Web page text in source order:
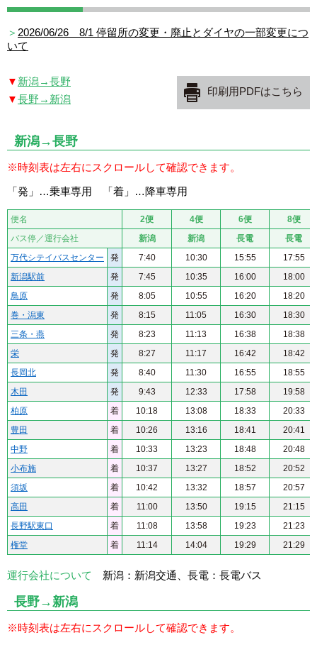
＞ 2026/06/26 8/1 停留所の変更・廃止とダイヤの一部変更につ
いて
新潟→長野
長野→新潟
印刷用PDFはこちら
新潟→長野
※時刻表は左右にスクロールして確認できます。
「発」…乗車専用 「着」…降車専用
便名
バス停／運行会社
万代シテイバスセンター
発
新潟駅前
発
鳥原
発
巻・潟東
発
三条・燕
発
栄
発
長岡北
発
木田
発
柏原
着
豊田
着
中野
着
小布施
着
須坂
着
高田
着
長野駅東口
着
権堂
着
2便 4便 6便
8便
新潟
新潟 長電
長電
7:40
10:30 15:55
17:55
7:45
10:35 16:00
18:00
8:05
10:55 16:20
18:20
8:15
11:05 16:30
18:30
8:23
11:13 16:38
18:38
8:27
11:17 16:42
18:42
8:40
11:30 16:55
18:55
9:43
12:33 17:58
19:58
10:18
13:08 18:33
20:33
10:26
13:16 18:41
20:41
10:33
13:23 18:48
20:48
10:37
13:27 18:52
20:52
10:42
13:32 18:57
20:57
11:00
13:50 19:15
21:15
11:08
13:58 19:23
21:23
11:14
14:04 19:29 21:29
運行会社について 新潟：新潟交通、長電：長電バス
長野→新潟
※時刻表は左右にスクロールして確認できます。